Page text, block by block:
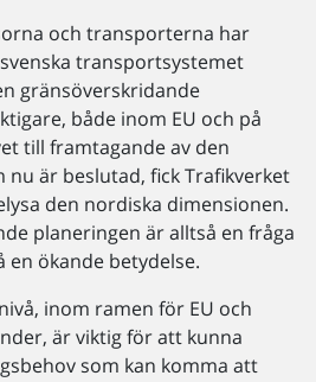
och transporterna har
transportsystemet
gränsöverskridande
både inom EU och på
till framtagande av den
nu är beslutad, fick Trafikverket
den nordiska dimensionen.
planeringen är alltså en fråga
ökande betydelse.
inom ramen för EU och
är viktig för att kunna
som kan komma att